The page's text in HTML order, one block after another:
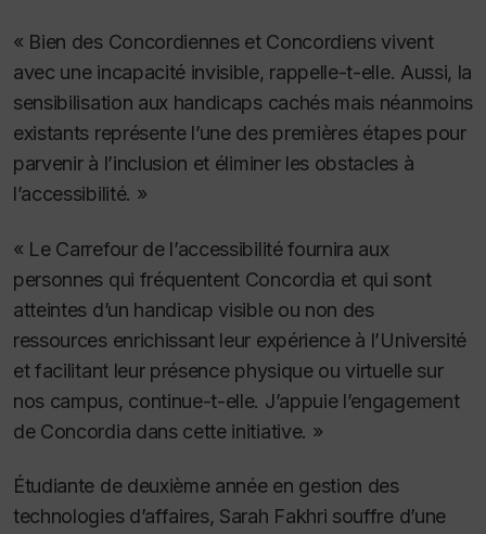
« Bien des Concordiennes et Concordiens vivent
avec une incapacité invisible, rappelle-t-elle. Aussi, la
sensibilisation aux handicaps cachés mais néanmoins
existants représente l’une des premières étapes pour
parvenir à l’inclusion et éliminer les obstacles à
l’accessibilité. »
« Le Carrefour de l’accessibilité fournira aux
personnes qui fréquentent Concordia et qui sont
atteintes d’un handicap visible ou non des
ressources enrichissant leur expérience à l’Université
et facilitant leur présence physique ou virtuelle sur
nos campus, continue-t-elle. J’appuie l’engagement
de Concordia dans cette initiative. »
Étudiante de deuxième année en gestion des
technologies d’affaires, Sarah Fakhri souffre d’une